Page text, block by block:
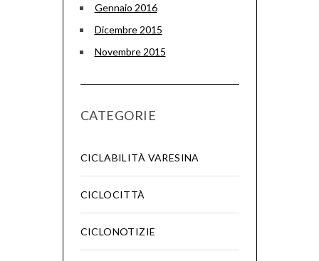
Gennaio 2016
Dicembre 2015
Novembre 2015
CATEGORIE
CICLABILITÀ VARESINA
CICLOCITTÀ
CICLONOTIZIE